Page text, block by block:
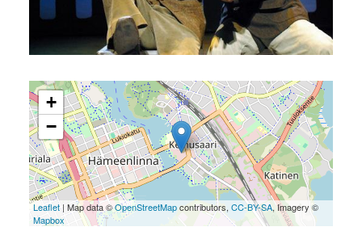
+
−
Leaflet| Map data ©OpenStreetMapcontributors, CC-BY-SA, Imagery ©
Mapbox